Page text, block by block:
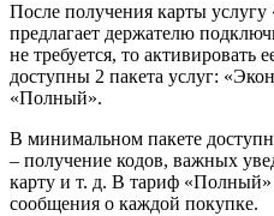
После получения карты
предлагает держателю
не требуется, то активировать
доступны 2 пакета услуг:
«Полный».
В минимальном пакете
– получение кодов, важных
карту и т. д. В тариф «Полный»
сообщения о каждой покупке.